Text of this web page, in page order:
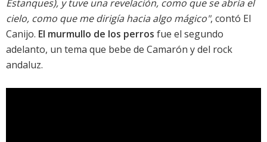
Estanques), y tuve una revelación, como que se abría el
cielo, como que me dirigía hacia algo mágico", contó El
Canijo. El murmullo de los perros fue el segundo
adelanto, un tema que bebe de Camarón y del rock
andaluz.